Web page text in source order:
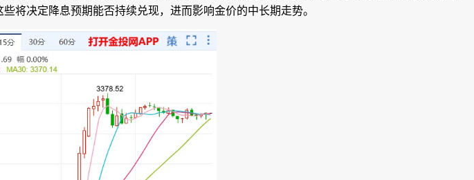
将决定降息预期能否持续兑现，进而影响金价的中长期走势。